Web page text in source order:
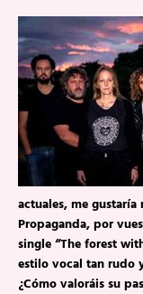
actuales, me
Propaganda, por
single “The forest
estilo vocal tan rudo
¿Cómo valoráis su